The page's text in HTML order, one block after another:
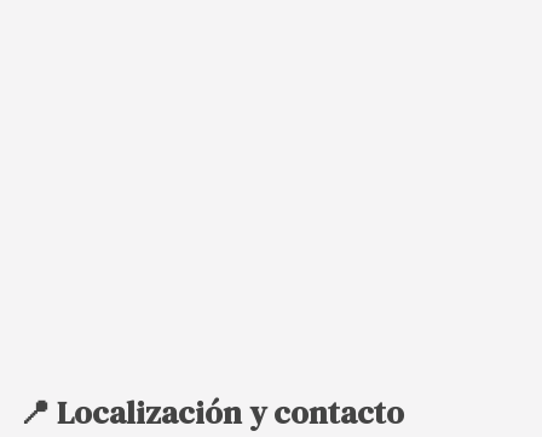
📍 Localización y contacto